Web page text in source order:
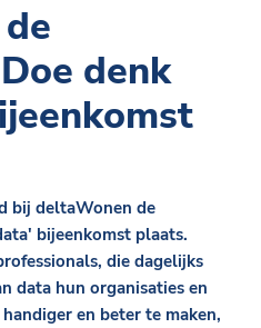
denk
bij deltaWonen de
bijeenkomst plaats.
die dagelijks
data hun organisaties en
en beter te maken,